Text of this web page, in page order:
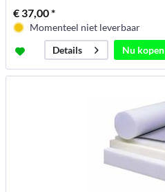
€ 37,00 *
Momenteel niet leverbaar
Details
Nu kopen